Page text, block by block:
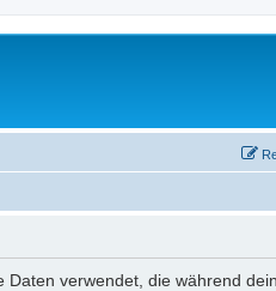
Daten verwendet, die während